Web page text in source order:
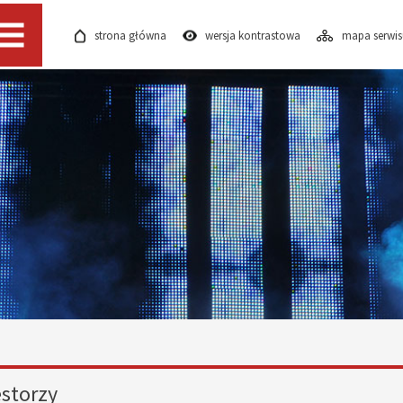
Menu strona główna wersja kontrastowa mapa